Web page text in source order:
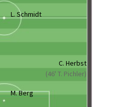
L. Schmidt
C. Herbst
(46' T. Pichler)
M. Berg